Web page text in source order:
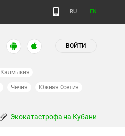
RU EN
ВОЙТИ
Калмыкия
Чечня Южная Осетия
Экокатастрофа на Кубани